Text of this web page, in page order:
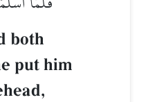
both
put him